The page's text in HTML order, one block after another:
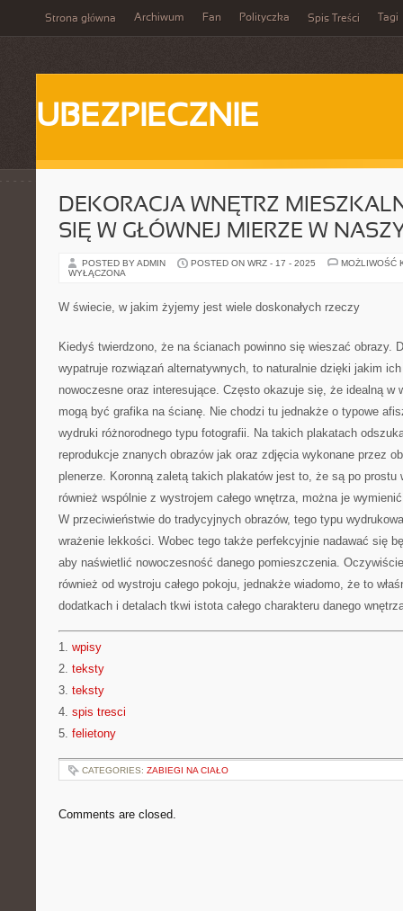
Strona główna Archiwum Fan Polityczka Spis Treści Tagi
UBEZPIECZNIE
DEKORACJA WNĘTRZ
SIĘ W GŁÓWNEJ MIERZE W
POSTED BY ADMIN POSTED ON WRZ - 17 - 2025
MOŻLIWOŚĆ
WYŁĄCZONA
W świecie, w jakim żyjemy jest wiele doskonałych rzeczy
Kiedyś twierdzono, że na ścianach powinno się wieszać obrazy.
wypatruje rozwiązań alternatywnych, to naturalnie dzięki jakim
nowoczesne oraz interesujące. Często okazuje się, że idealną w
mogą być grafika na ścianę. Nie chodzi tu jednakże o typowe
wydruki różnorodnego typu fotografii. Na takich plakatach
reprodukcje znanych obrazów jak oraz zdjęcia wykonane przez
plenerze. Koronną zaletą takich plakatów jest to, że są po prostu
również wspólnie z wystrojem całego wnętrza, można je
W przeciwieństwie do tradycyjnych obrazów, tego typu
wrażenie lekkości. Wobec tego także perfekcyjnie nadawać się
aby naświetlić nowoczesność danego pomieszczenia.
również od wystroju całego pokoju, jednakże wiadomo, że to
dodatkach i detalach tkwi istota całego charakteru danego
1. wpisy
2. teksty
3. teksty
4. spis tresci
5. felietony
CATEGORIES: ZABIEGI NA CIAŁO
Comments are closed.